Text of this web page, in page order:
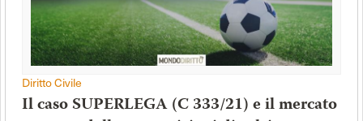
Diritto Civile
Il caso SUPERLEGA (C 333/21) e il mercato